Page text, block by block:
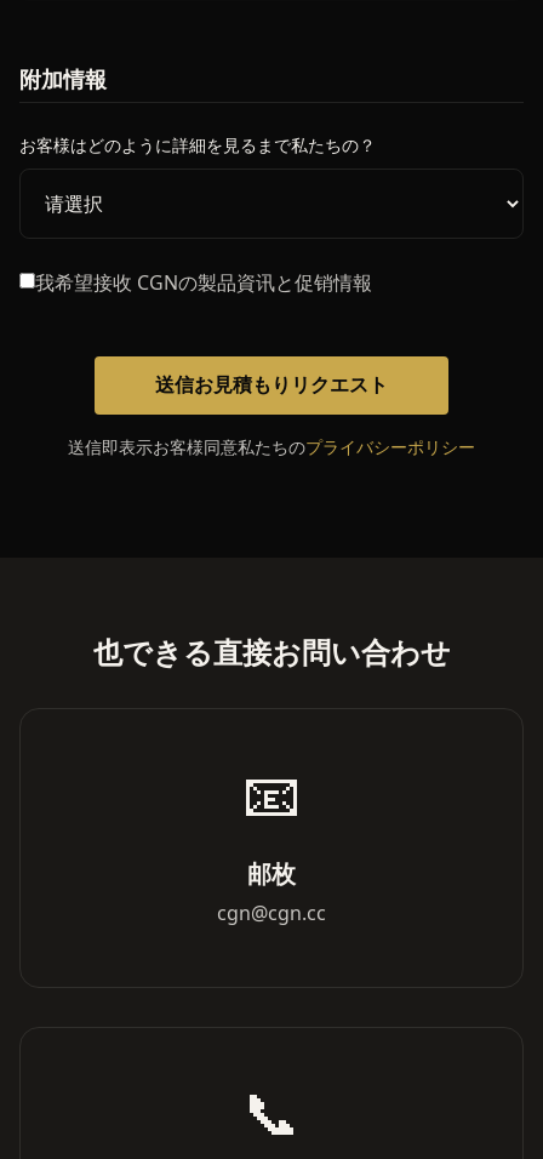
附加情報
お客様はどのように詳細を見るまで私たちの？
我希望接收 CGNの製品資讯と促销情報
送信お見積もりリクエスト
送信即表示お客様同意私たちのプライバシーポリシー
也できる直接お問い合わせ
📧
邮枚
cgn@cgn.cc
📞